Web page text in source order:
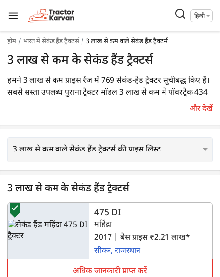
हिन्दी
होम भारत में सेकंड हैंड ट्रैक्टर्स 3 लाख से कम वाले सेकंड हैंड ट्रैक्टर्स
3 लाख से कम के सेकंड हैंड ट्रैक्टर्स
हमने 3 लाख से कम प्राइस रेंज में 769 सेकंड-हैंड ट्रैक्टर सूचीबद्ध किए हैं।
सबसे सस्ता उपलब्ध पुराना ट्रैक्टर मॉडल 3 लाख से कम में पॉवरट्रैक 434
और देखें
3 लाख से कम वाले सेकंड हैंड ट्रैक्टर्स की प्राइस लिस्ट
3 लाख से कम के सेकंड हैंड ट्रैक्टर्स
475 DI
महिंद्रा
2017 | बेस प्राइस ₹2.21 लाख*
सीकर, राजस्थान
अधिक जानकारी प्राप्त करें